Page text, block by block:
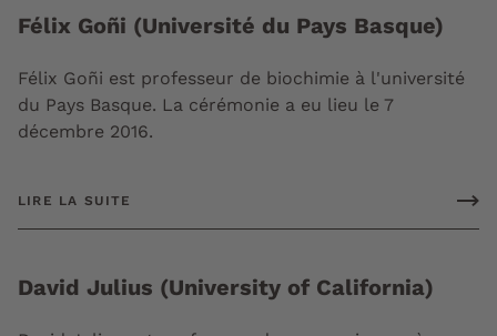
Félix Goñi (Université du Pays Basque)
Félix Goñi est professeur de biochimie à l'université
du Pays Basque. La cérémonie a eu lieu le 7
décembre 2016.
LIRE LA SUITE
David Julius (University of California)